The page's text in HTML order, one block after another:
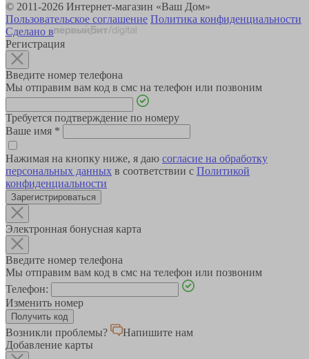
© 2011-2026 Интернет-магазин «Ваш Дом»
Пользовательское соглашение Политика конфиденциальности
Сделано в
Регистрация
Введите номер телефона
Мы отправим вам код в смс на телефон или позвоним
Требуется подтверждение по номеру
Ваше имя *
Нажимая на кнопку ниже, я даю согласие на обработку
персональных данных в соответствии с Политикой
конфиденциальности
Зарегистрироваться
Электронная бонусная карта
Введите номер телефона
Мы отправим вам код в смс на телефон или позвоним
Телефон:
Изменить номер
Возникли проблемы?
Напишите нам
Добавление карты